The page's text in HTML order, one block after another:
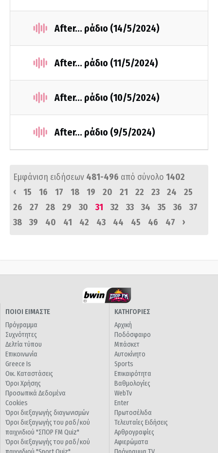
After... ράδιο (14/5/2024)
After... ράδιο (11/5/2024)
After... ράδιο (10/5/2024)
After... ράδιο (9/5/2024)
Εμφάνιση ειδήσεων 481-496 από σύνολο 1402
‹
15 16 17 18 19 20 21 22 23 24
25
26
27 28 29 30 31 32 33 34 35 36
37
38
39 40 41 42 43 44 45 46 47 ›
ΠΟΙΟΙ ΕΙΜΑΣΤΕ
Πρόγραμμα
Συχνότητες
Δελτία τύπου
Επικοινωνία
Greece Is
Οικ. Καταστάσεις
Όροι Χρήσης
Προσωπικά Δεδομένα
Cookies
Όροι διεξαγωγής διαγωνισμών
Όροι διεξαγωγής του ραδ/κού
παιχνιδιού "ΣΠΟΡ FM Quiz"
Όροι διεξαγωγής του ραδ/κού
ΚΑΤΗΓΟΡΙΕΣ
Αρχική
Ποδόσφαιρο
Μπάσκετ
Αυτοκίνητο
Sports
Επικαιρότητα
Βαθμολογίες
WebTv
Enter
Πρωτοσέλιδα
Τελευταίες Ειδήσεις
Αρθρογραφίες
Αφιερώματα